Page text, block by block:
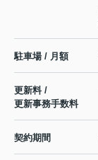
駐車場 / 月額
更新料 /
更新事務手数料
契約期間